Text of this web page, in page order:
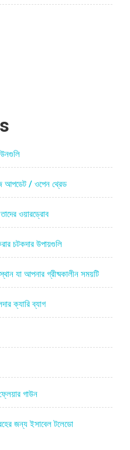
আপডেট / ওপেন থ্রেড
ওয়ারড্রোব
চটকদার উপায়গুলি
যা আপনার গ্রীষ্মকালীন সময়টি
ক্যারি ব্যাগ
গাউন
জন্য ইসাবেল টলেডো